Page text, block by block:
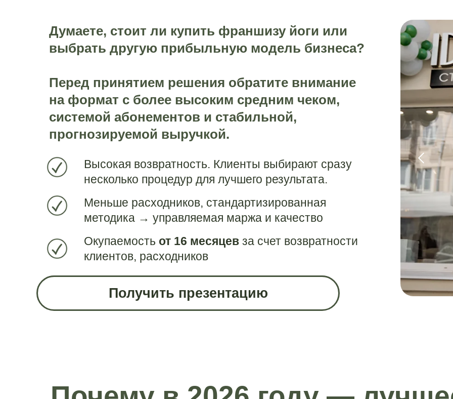
Думаете, стоит ли купить франшизу йоги или
выбрать другую прибыльную модель бизнеса?
Перед принятием решения обратите внимание
на формат с более высоким средним чеком,
системой абонементов и стабильной,
прогнозируемой выручкой.
Получить презентацию
Меньше расходников, стандартизированная
методика → управляемая маржа и качество
Высокая возвратность. Клиенты выбирают сразу
несколько процедур для лучшего результата.
Окупаемость от 16 месяцев за счет возвратности
клиентов, расходников